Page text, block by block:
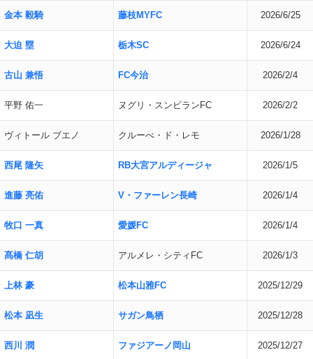
金本 毅騎 藤枝MYFC 2026/6/25
大迫 塁 栃木SC 2026/6/24
古山 兼悟 FC今治 2026/2/4
平野 佑一 ヌグリ・スンビランFC 2026/2/2
ヴィトール ブエノ クルーべ・ド・レモ 2026/1/28
西尾 隆矢 RB大宮アルディージャ 2026/1/5
進藤 亮佑 V・ファーレン長崎 2026/1/4
牧口 一真 愛媛FC 2026/1/4
髙橋 仁胡 アルメレ・シティFC 2026/1/3
上林 豪 松本山雅FC 2025/12/29
松本 凪生 サガン鳥栖 2025/12/28
西川 潤 ファジアーノ岡山 2025/12/27